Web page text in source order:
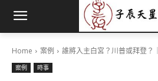
Home 案例 誰將入主白宮？川普或拜登？
案例 時事